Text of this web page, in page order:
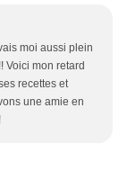
moi aussi plein
Voici mon retard
recettes et
une amie en